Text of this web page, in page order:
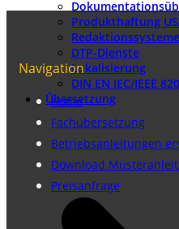
Produkthaftung
Redaktionssysteme
DTP-Dienste
Lokalisierung
DIN EN IEC/IEEE
Übersetzung
Navigation
Home
Fachübersetzung
Betriebsanleitungen
Download
Preisanfrage